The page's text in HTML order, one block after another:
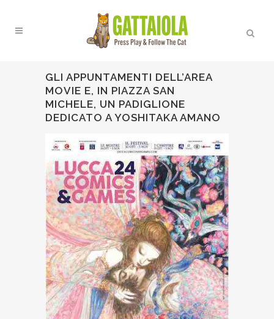
GLI APPUNTAMENTI DELL’AREA
MOVIE E, IN PIAZZA SAN
MICHELE, UN PADIGLIONE
DEDICATO A YOSHITAKA AMANO